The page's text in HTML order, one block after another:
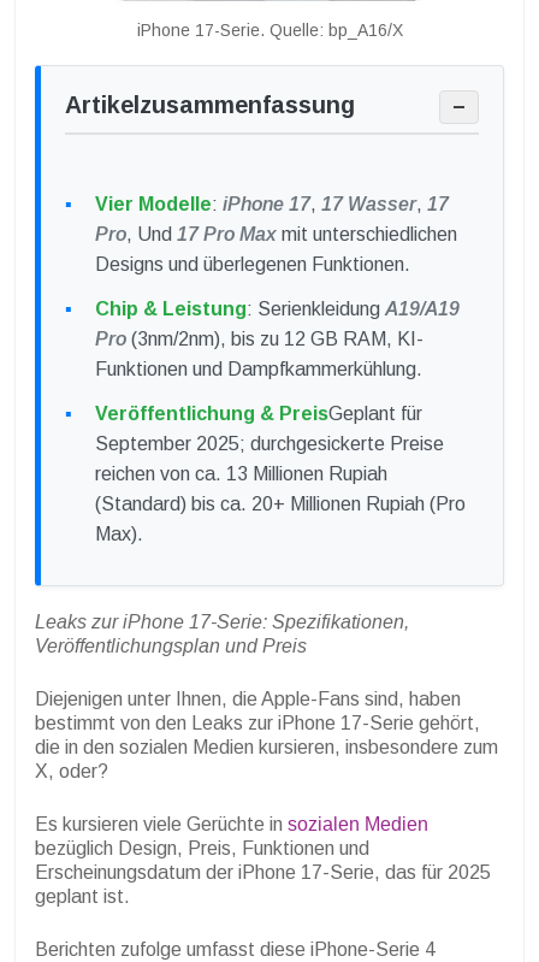
iPhone 17-Serie. Quelle: bp_A16/X
Artikelzusammenfassung −
Vier Modelle: iPhone 17, 17 Wasser, 17
Pro, Und 17 Pro Max mit unterschiedlichen
Designs und überlegenen Funktionen.
Chip & Leistung: Serienkleidung A19/A19
Pro (3nm/2nm), bis zu 12 GB RAM, KI-
Funktionen und Dampfkammerkühlung.
Veröffentlichung & PreisGeplant für
September 2025; durchgesickerte Preise
reichen von ca. 13 Millionen Rupiah
(Standard) bis ca. 20+ Millionen Rupiah (Pro
Max).
Leaks zur iPhone 17-Serie: Spezifikationen,
Veröffentlichungsplan und Preis
Diejenigen unter Ihnen, die Apple-Fans sind, haben
bestimmt von den Leaks zur iPhone 17-Serie gehört,
die in den sozialen Medien kursieren, insbesondere zum
X, oder?
Es kursieren viele Gerüchte in sozialen Medien
bezüglich Design, Preis, Funktionen und
Erscheinungsdatum der iPhone 17-Serie, das für 2025
geplant ist.
Berichten zufolge umfasst diese iPhone-Serie 4